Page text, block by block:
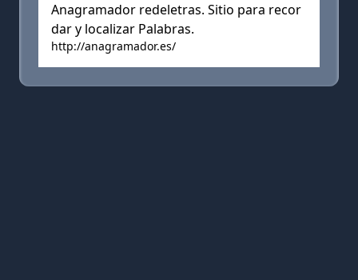
Anagramador redeletras. Sitio para recor
dar y localizar Palabras.
http://anagramador.es/